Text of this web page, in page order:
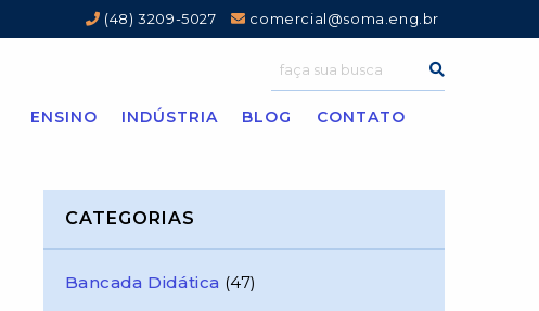
(48) 3209-5027 comercial@soma.eng.br
ENSINO INDÚSTRIA BLOG CONTATO
CATEGORIAS
Bancada Didática (47)